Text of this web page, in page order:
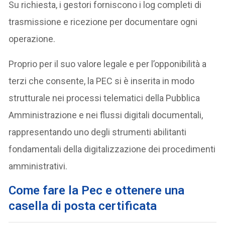
Su richiesta, i gestori forniscono i log completi di
trasmissione e ricezione per documentare ogni
operazione.
Proprio per il suo valore legale e per l’opponibilità a
terzi che consente, la PEC si è inserita in modo
strutturale nei processi telematici della Pubblica
Amministrazione e nei flussi digitali documentali,
rappresentando uno degli strumenti abilitanti
fondamentali della digitalizzazione dei procedimenti
amministrativi.
Come fare la Pec e ottenere una
casella di posta certificata